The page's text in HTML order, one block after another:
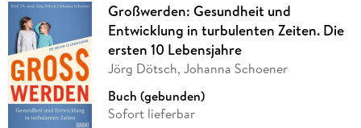
Großwerden: Gesundheit und
Entwicklung in turbulenten Zeiten. Die
ersten 10 Lebensjahre
Jörg Dötsch, Johanna Schoener
Buch (gebunden)
Sofort lieferbar